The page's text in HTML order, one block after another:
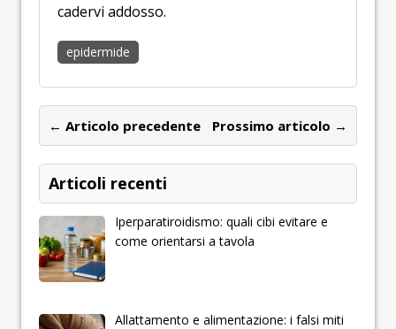
cadervi addosso.
epidermide
← Articolo precedente Prossimo articolo →
Articoli recenti
Iperparatiroidismo: quali cibi evitare e
come orientarsi a tavola
Allattamento e alimentazione: i falsi miti